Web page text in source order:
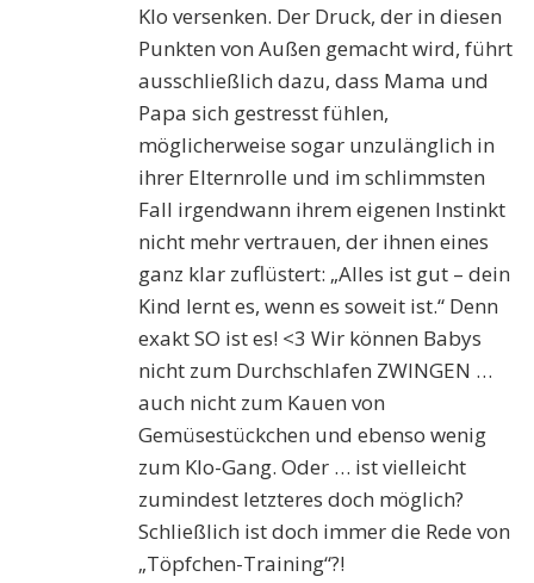
Klo versenken. Der Druck, der in diesen
Punkten von Außen gemacht wird, führt
ausschließlich dazu, dass Mama und
Papa sich gestresst fühlen,
möglicherweise sogar unzulänglich in
ihrer Elternrolle und im schlimmsten
Fall irgendwann ihrem eigenen Instinkt
nicht mehr vertrauen, der ihnen eines
ganz klar zuflüstert: „Alles ist gut – dein
Kind lernt es, wenn es soweit ist.“ Denn
exakt SO ist es! <3 Wir können Babys
nicht zum Durchschlafen ZWINGEN …
auch nicht zum Kauen von
Gemüsestückchen und ebenso wenig
zum Klo-Gang. Oder … ist vielleicht
zumindest letzteres doch möglich?
Schließlich ist doch immer die Rede von
„Töpfchen-Training“?!